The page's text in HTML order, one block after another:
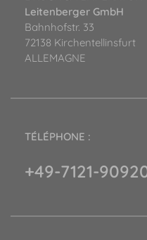
Leitenberger GmbH
Bahnhofstr. 33
72138 Kirchentellinsfurt
ALLEMAGNE
TÉLÉPHONE :
+49-7121-